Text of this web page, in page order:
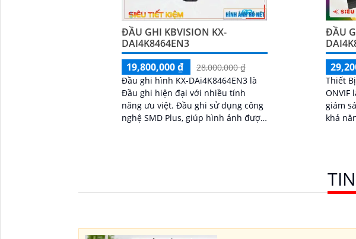
ĐẦU GHI KBVISION KX-
DAI4K8464EN3
19,800,000 ₫
28,000,000 ₫
Đầu ghi hình KX-DAi4K8464EN3 là
Đầu ghi hiện đại với nhiều tính
năng ưu việt. Đầu ghi sử dụng công
nghệ SMD Plus, giúp hình ảnh được
ĐẦU
Thiết
ONVIF
giám
khả